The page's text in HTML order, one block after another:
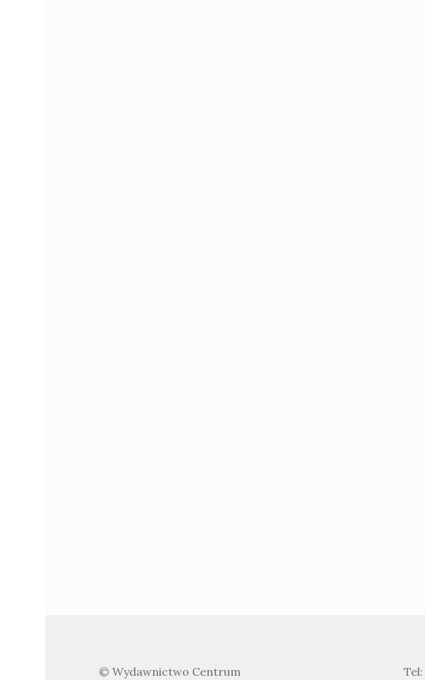
© Wydawnictwo Centrum Tel: